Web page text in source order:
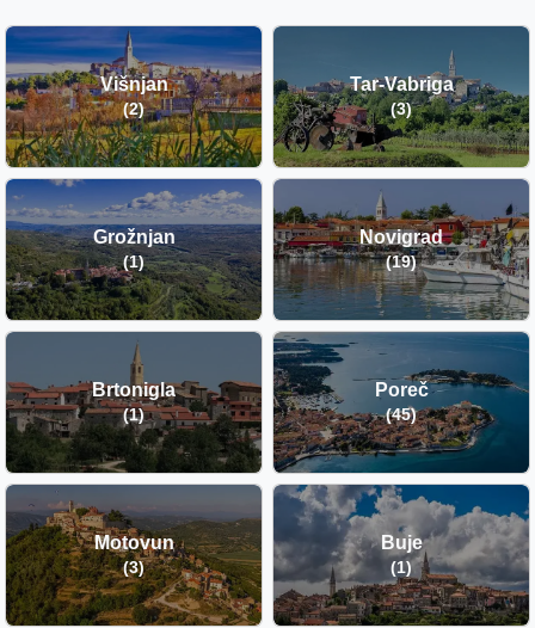
Višnjan
(2)
Tar-Vabriga
(3)
Grožnjan
(1)
Novigrad
(19)
Brtonigla
(1)
Poreč
(45)
Motovun
(3)
Buje
(1)